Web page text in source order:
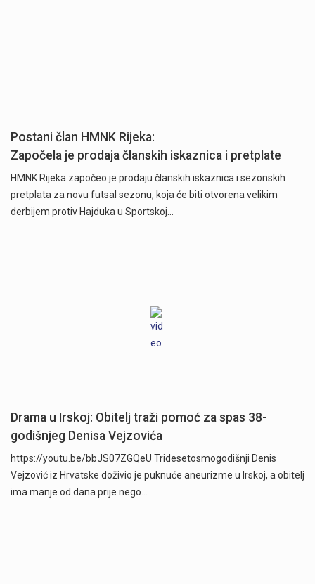
Postani član HMNK Rijeka:
Započela je prodaja članskih iskaznica i pretplate
HMNK Rijeka započeo je prodaju članskih iskaznica i sezonskih
pretplata za novu futsal sezonu, koja će biti otvorena velikim
derbijem protiv Hajduka u Sportskoj…
Drama u Irskoj: Obitelj traži pomoć za spas 38-
godišnjeg Denisa Vejzovića
https://youtu.be/bbJS07ZGQeU Tridesetosmogodišnji Denis
Vejzović iz Hrvatske doživio je puknuće aneurizme u Irskoj, a obitelj
ima manje od dana prije nego…